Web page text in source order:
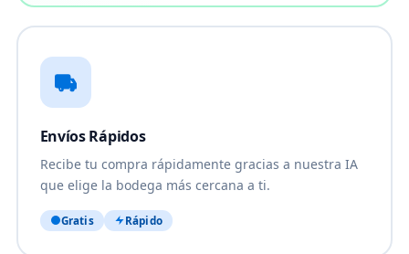
Envíos Rápidos
Recibe tu compra rápidamente gracias a nuestra IA
que elige la bodega más cercana a ti.
Gratis Rápido